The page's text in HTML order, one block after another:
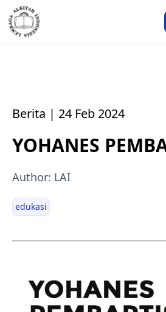
Berita | 24 Feb 2024
YOHANES
Author: LAI
edukasi